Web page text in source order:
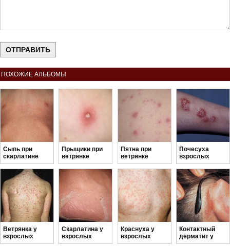
ПОХОЖИЕ АЛЬБОМЫ
Сыпь при
скарлатине
Прыщики при
ветрянке
Пятна при
ветрянке
Почесуха
взрослых
Ветрянка у
взрослых
Скарлатина у
взрослых
Краснуха у
взрослых
Контактный
дерматит у
взрослых